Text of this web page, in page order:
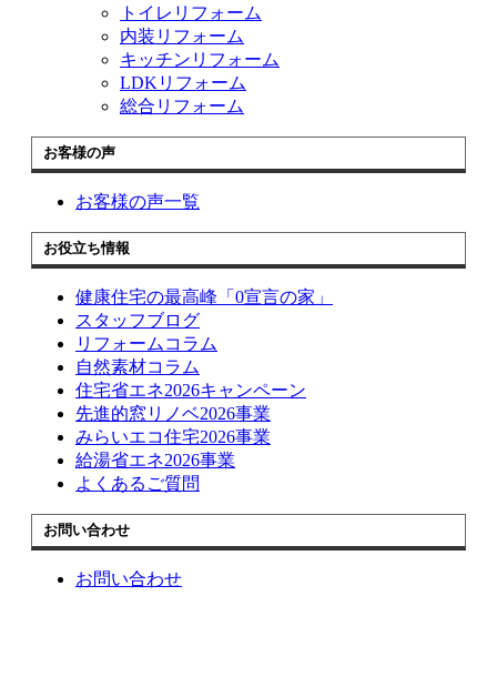
トイレリフォーム
内装リフォーム
キッチンリフォーム
LDKリフォーム
総合リフォーム
お客様の声
お客様の声一覧
お役立ち情報
健康住宅の最高峰「0宣言の家」
スタッフブログ
リフォームコラム
自然素材コラム
住宅省エネ2026キャンペーン
先進的窓リノベ2026事業
みらいエコ住宅2026事業
給湯省エネ2026事業
よくあるご質問
お問い合わせ
お問い合わせ